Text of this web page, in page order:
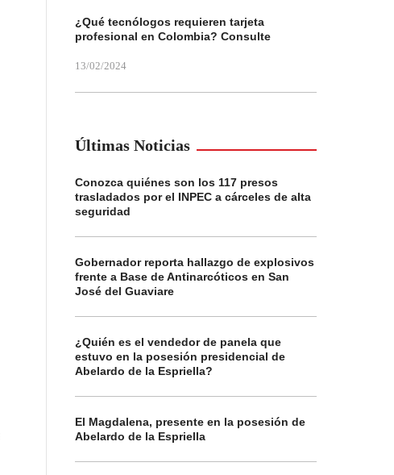
¿Qué tecnólogos requieren tarjeta
profesional en Colombia? Consulte
13/02/2024
Últimas Noticias
Conozca quiénes son los 117 presos
trasladados por el INPEC a cárceles de alta
seguridad
Gobernador reporta hallazgo de explosivos
frente a Base de Antinarcóticos en San
José del Guaviare
¿Quién es el vendedor de panela que
estuvo en la posesión presidencial de
Abelardo de la Espriella?
El Magdalena, presente en la posesión de
Abelardo de la Espriella